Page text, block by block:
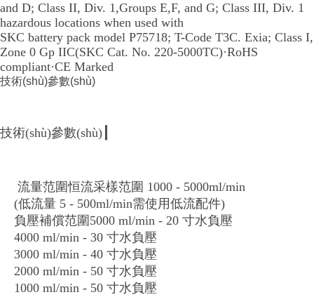
and D; Class II, Div. 1,Groups E,F, and G; Class III, Div. 1
hazardous locations when used with
SKC battery pack model P75718; T-Code T3C. Exia; Class I,
Zone 0 Gp IIC(SKC Cat. No. 220-5000TC)·RoHS
compliant·CE Marked
技術(shù)參數(shù)
技術(shù)參數(shù)
流量范圍恒流采樣范圍 1000 - 5000ml/min
(低流量 5 - 500ml/min需使用低流配件)
負壓補償范圍5000 ml/min - 20 寸水負壓
4000 ml/min - 30 寸水負壓
3000 ml/min - 40 寸水負壓
2000 ml/min - 50 寸水負壓
1000 ml/min - 50 寸水負壓